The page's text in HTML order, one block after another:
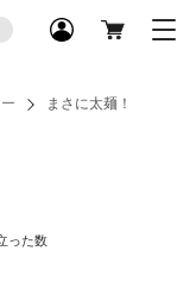
まさに太麺！
った数